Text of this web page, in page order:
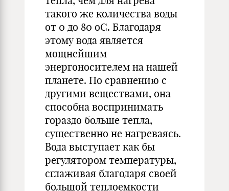
такого же количества воды
от 0 до 80 оС. Благодаря
этому вода является
мощнейшим
энергоносителем на нашей
планете. По сравнению с
другими веществами, она
способна воспринимать
гораздо больше тепла,
существенно не нагреваясь.
Вода выступает как бы
регулятором температуры,
сглаживая благодаря своей
большой теплоемкости